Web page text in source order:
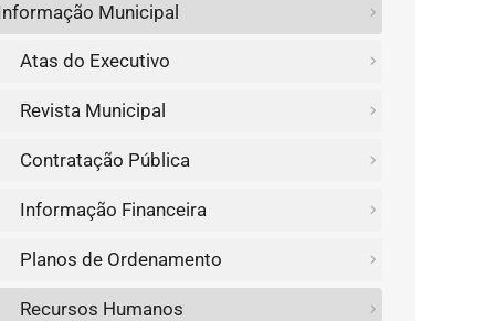
Municipal
Atas do Executivo
Revista Municipal
Contratação Pública
Informação Financeira
Planos de Ordenamento
Recursos Humanos